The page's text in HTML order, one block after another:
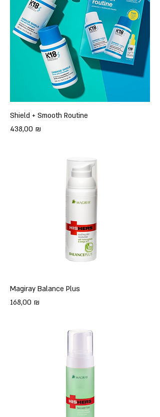
Shield + Smooth Routine
Цена
438,00 ₪
Magiray Balance Plus
Цена
168,00 ₪